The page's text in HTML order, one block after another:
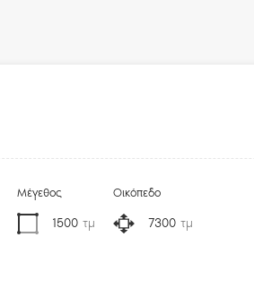
Μέγεθος
1500 τμ
Οικόπεδο
7300 τμ